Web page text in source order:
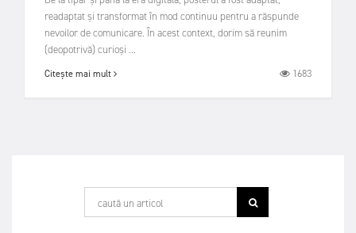
readaptat şi transformat în mod continuu pentru a răspunde
nevoilor de comunicare. În acest context, dorim să reunim
(deopotrivă) curioşi ...
Citește mai mult 1683